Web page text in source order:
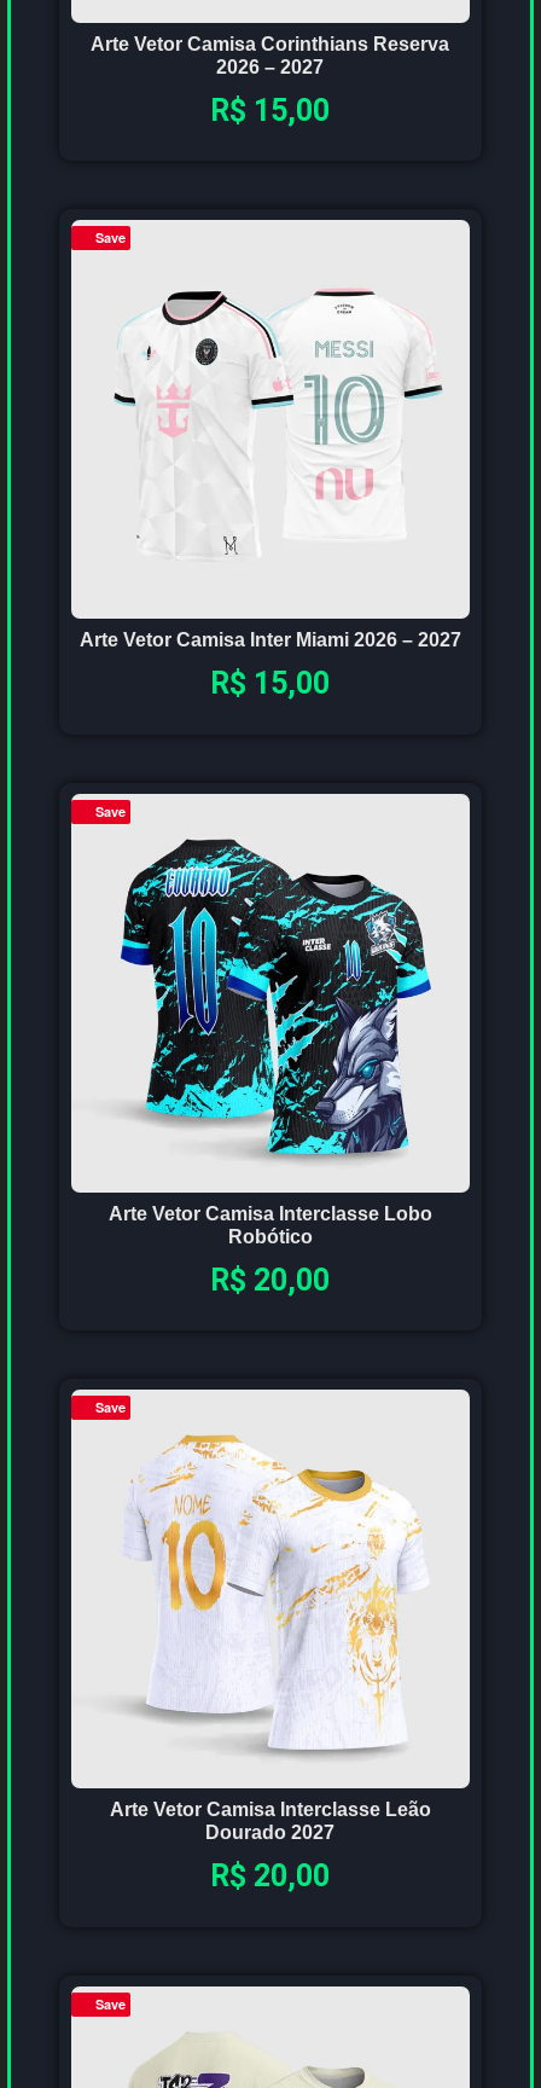
Arte Vetor Camisa Corinthians Reserva
2026 – 2027
R$ 15,00
Save
Arte Vetor Camisa Inter Miami 2026 – 2027
R$ 15,00
Save
Arte Vetor Camisa Interclasse Lobo
Robótico
R$ 20,00
Save
Arte Vetor Camisa Interclasse Leão
Dourado 2027
R$ 20,00
Save